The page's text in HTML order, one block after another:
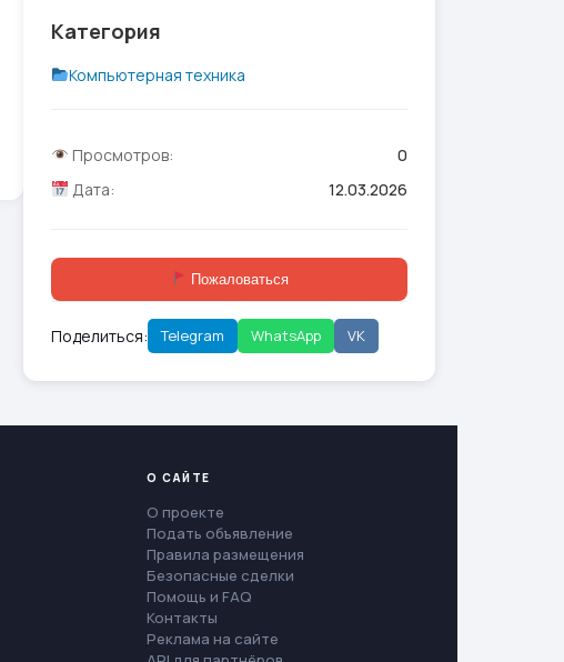
Категория
Компьютерная техника
Просмотров:
0
Дата:
12.03.2026
Пожаловаться
Поделиться: Telegram WhatsApp VK
О САЙТЕ
О проекте
Подать объявление
Правила размещения
Безопасные сделки
Помощь и FAQ
Контакты
Реклама на сайте